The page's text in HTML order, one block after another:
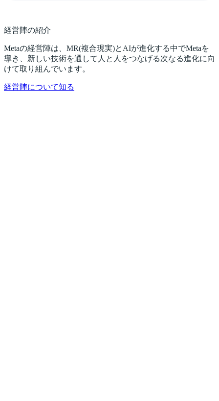
経営陣の紹介
Metaの経営陣は、MR(複合現実)とAIが進化する中でMetaを
導き、新しい技術を通して人と人をつなげる次なる進化に向
けて取り組んでいます。
経営陣について知る